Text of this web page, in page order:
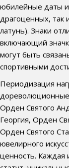
юбилейные даты
драгоценных, так
латунь). Знаки
включающий
могут быть
спортивными
Периодизация
дореволюционные
Орден Святого
Георгия, Орден
Орден Святого
ювелирного
ценность. Каждая